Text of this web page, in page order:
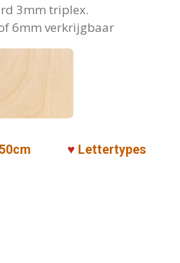
3mm triplex.
6mm verkrijgbaar
50cm ♥ Lettertypes